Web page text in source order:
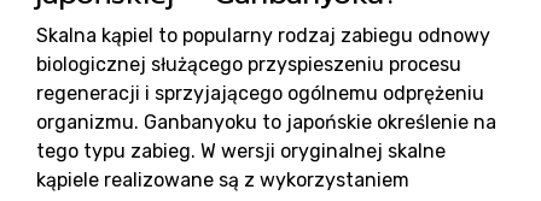
Skalna kąpiel to popularny rodzaj zabiegu odnowy
biologicznej służącego przyspieszeniu procesu
regeneracji i sprzyjającego ogólnemu odprężeniu
organizmu. Ganbanyoku to japońskie określenie na
tego typu zabieg. W wersji oryginalnej skalne
kąpiele realizowane są z wykorzystaniem